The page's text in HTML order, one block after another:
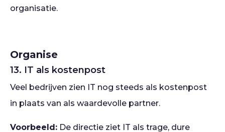
organisatie.
Organise
13. IT als kostenpost
Veel bedrijven zien IT nog steeds als kostenpost
in plaats van als waardevolle partner.
Voorbeeld: De directie ziet IT als trage, dure